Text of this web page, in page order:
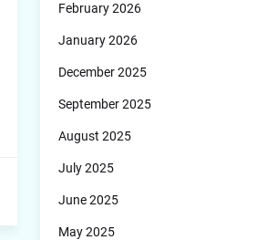
February 2026
January 2026
December 2025
September 2025
August 2025
July 2025
June 2025
May 2025